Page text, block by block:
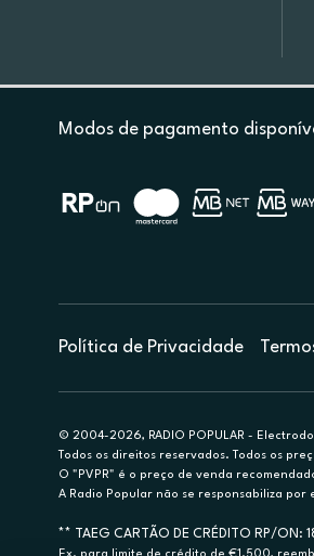
Modos de pagamento
Política de Privacidade
© 2004-2026, RADIO POPULAR -
Todos os direitos reservados. Todos os
O "PVPR" é o preço de venda
A Radio Popular não se responsabiliza
** TAEG CARTÃO DE CRÉDITO RP/ON: